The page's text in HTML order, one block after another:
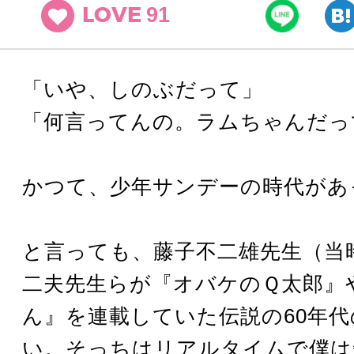
LOVE 91
「いや、しのぶだって」
「何言ってんの。ラムちゃんだ
かつて、少年サンデーの時代が
と言っても、藤子不二雄先生（当
二夫先生らが『オバケのＱ太郎』
ん』を連載していた伝説の60年
い。そっちはリアルタイムで僕